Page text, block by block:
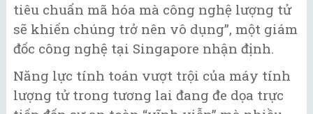
tiêu chuẩn mã hóa mà công nghệ lượng tử
sẽ khiến chúng trở nên vô dụng”, một giám
đốc công nghệ tại Singapore nhận định.
Năng lực tính toán vượt trội của máy tính
lượng tử trong tương lai đang đe dọa trực